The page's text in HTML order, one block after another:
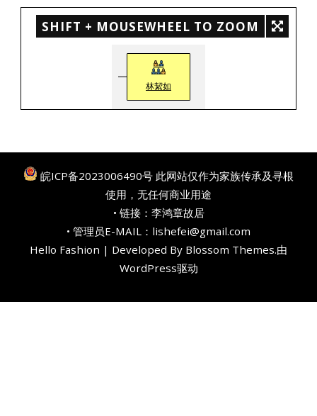
SHIFT + MOUSEWHEEL TO ZOOM
林絜如
皖ICP备2023006490号 此网站仅作为家族传承及寻根
使用，无任何商业用途
• 链接： 李鸿章故居
• 管理员E-MAIL：lishefei@gmail.com
Hello Fashion | Developed By Blossom Themes.由
WordPress驱动